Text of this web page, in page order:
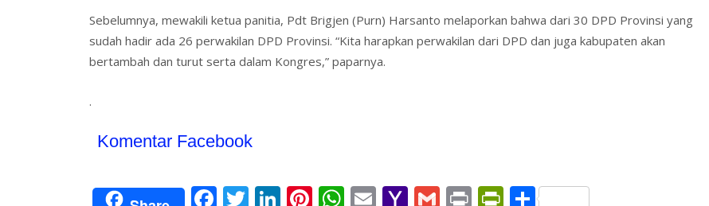
Sebelumnya, mewakili ketua panitia, Pdt Brigjen (Purn) Harsanto melaporkan bahwa dari 30 DPD Provinsi yang
sudah hadir ada 26 perwakilan DPD Provinsi. “Kita harapkan perwakilan dari DPD dan juga kabupaten akan
bertambah dan turut serta dalam Kongres,” paparnya.
.
Komentar Facebook
F T Li Pi W E Y G Pr Pr S